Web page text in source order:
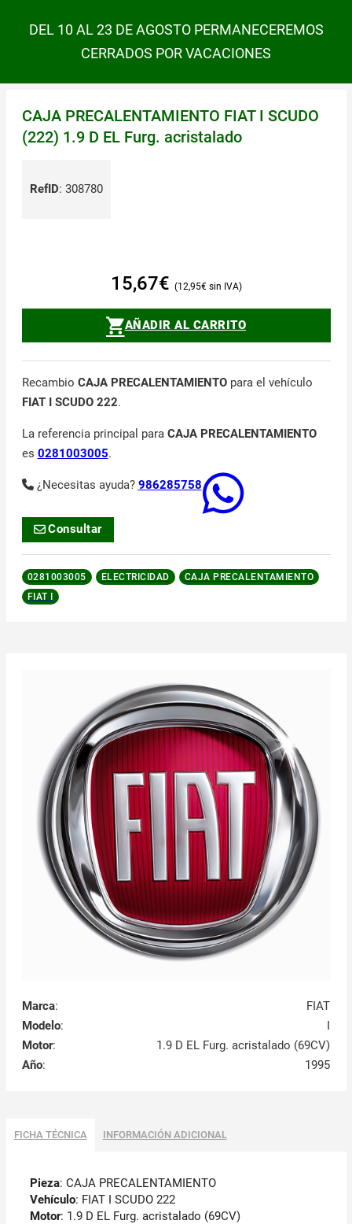
DEL 10 AL 23 DE AGOSTO PERMANECEREMOS
CERRADOS POR VACACIONES
CAJA PRECALENTAMIENTO FIAT I SCUDO
(222) 1.9 D EL Furg. acristalado
RefID: 308780
15,67€ 12,95€
AÑADIR AL CARRITO
Recambio CAJA PRECALENTAMIENTOpara el vehículo
FIAT I SCUDO 222.
La referencia principal para CAJA PRECALENTAMIENTO
es 0281003005.
¿Necesitas ayuda? 986285758
Consultar
0281003005 ELECTRICIDAD
CAJA PRECALENTAMIENTO
FIAT I
Marca:
FIAT
Modelo:
I
Motor:
1.9 D EL Furg. acristalado (69CV)
Año: 1995
FICHA TÉCNICA INFORMACIÓN ADICIONAL
Pieza: CAJA PRECALENTAMIENTO
Vehículo: FIAT I SCUDO 222
Motor: 1.9 D EL Furg. acristalado (69CV)